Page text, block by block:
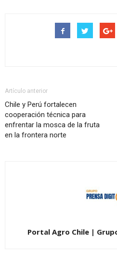
Artículo anterior
Chile y Perú fortalecen
cooperación técnica para
enfrentar la mosca de la fruta
en la frontera norte
Portal Agro Chile |